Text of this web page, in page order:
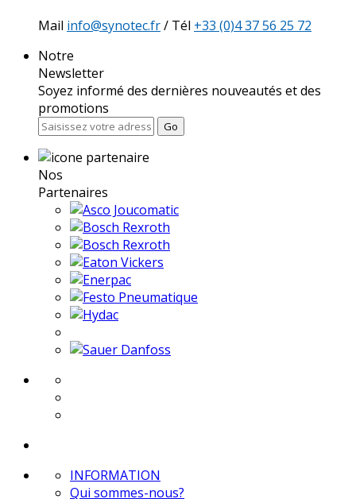
Mail info@synotec.fr/ Tél +33 (0)4 37 56 25 72
Notre
Newsletter
Soyez informé des dernières nouveautés et des
promotions
Go
Nos
Partenaires
INFORMATION
Qui sommes-nous?